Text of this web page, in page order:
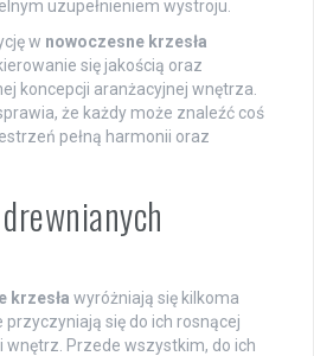
uzupełnieniem wystroju.
w nowoczesne krzesła
się jakością oraz
koncepcji aranżacyjnej wnętrza.
że każdy może znaleźć coś
pełną harmonii oraz
krzesła wyróżniają się kilkoma
się do ich rosnącej
wnętrz. Przede wszystkim, do ich